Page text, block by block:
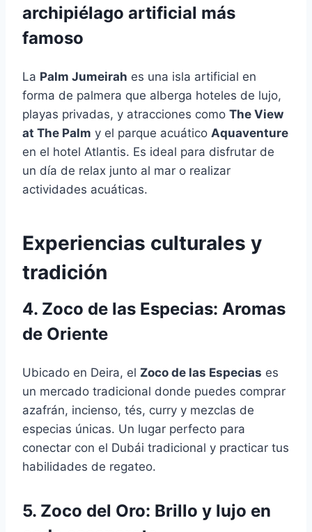
archipiélago artificial más
famoso
La Palm Jumeirah es una isla artificial en
forma de palmera que alberga hoteles de lujo,
playas privadas, y atracciones como The View
at The Palm y el parque acuático Aquaventure
en el hotel Atlantis. Es ideal para disfrutar de
un día de relax junto al mar o realizar
actividades acuáticas.
Experiencias culturales y
tradición
4. Zoco de las Especias: Aromas
de Oriente
Ubicado en Deira, el Zoco de las Especias es
un mercado tradicional donde puedes comprar
azafrán, incienso, tés, curry y mezclas de
especias únicas. Un lugar perfecto para
conectar con el Dubái tradicional y practicar tus
habilidades de regateo.
5. Zoco del Oro: Brillo y lujo en